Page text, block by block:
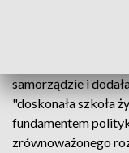
samorządzie i
"doskonała szkoła
fundamentem
zrównoważonego